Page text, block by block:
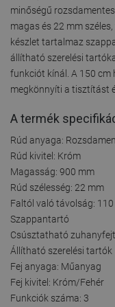
minőségű
magas és 22 mm
készlet tartalmaz
állítható szerelési
funkciót kínál. A 150 cm
megkönnyíti a tisztítást
A termék
Rúd anyaga:
Rúd kivitel: Króm
Magasság: 900 mm
Rúd szélesség: 22 mm
Faltól való távolság:
Szappantartó
Csúsztatható
Állítható szerelési tartók
Fej anyaga: Műanyag
Fej kivitel: Króm/Fehér
Funkciók száma: 3